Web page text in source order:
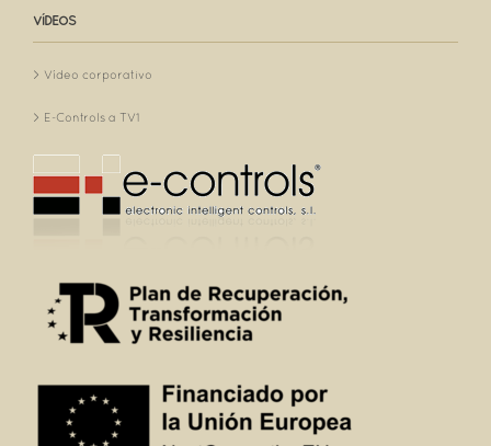
VÍDEOS
Vídeo corporativo
E-Controls a TV1